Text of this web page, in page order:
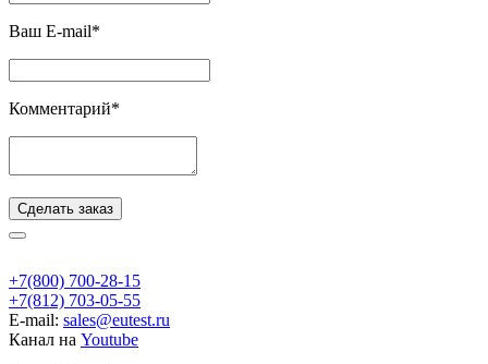
Ваш E-mail*
Комментарий*
Сделать заказ
+7(800) 700-28-15
+7(812) 703-05-55
E-mail: sales@eutest.ru
Канал на Youtube